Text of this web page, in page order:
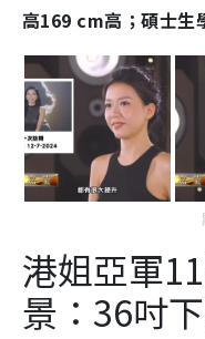
高169 cm高；碩士生
港姐亞軍
景：36吋